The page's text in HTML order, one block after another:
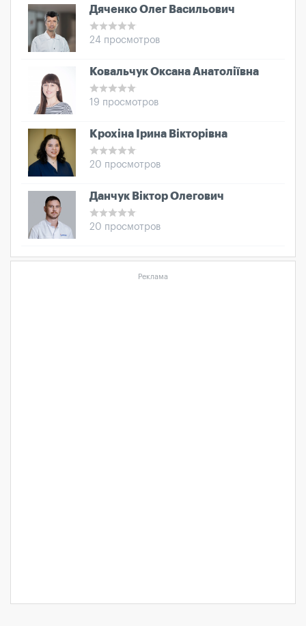
Дяченко Олег Васильович
24 просмотров
Ковальчук Оксана Анатоліївна
19 просмотров
Крохіна Ірина Вікторівна
20 просмотров
Данчук Віктор Олегович
20 просмотров
Реклама